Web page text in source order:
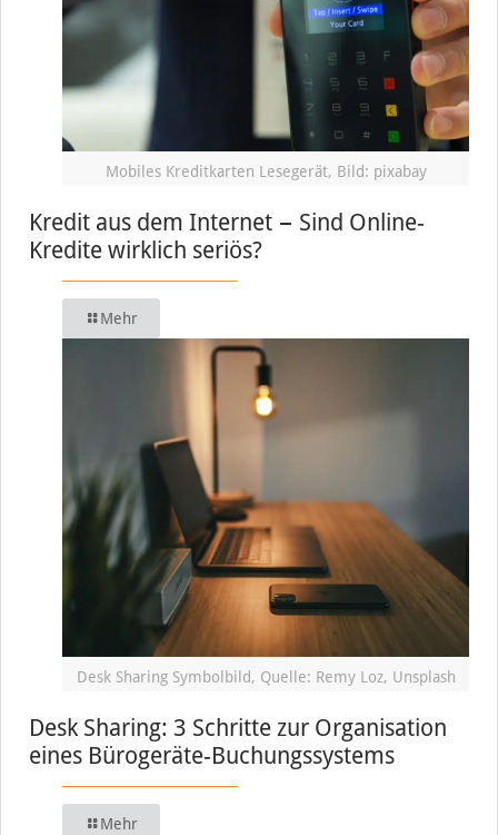
Mobiles Kreditkarten Lesegerät, Bild: pixabay
Kredit aus dem Internet − Sind Online-
Kredite wirklich seriös?
Mehr
Desk Sharing Symbolbild, Quelle: Remy Loz, Unsplash
Desk Sharing: 3 Schritte zur Organisation
eines Bürogeräte-Buchungssystems
Mehr